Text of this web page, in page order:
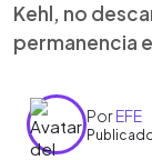
Kehl, no
permanencia
PorEFE